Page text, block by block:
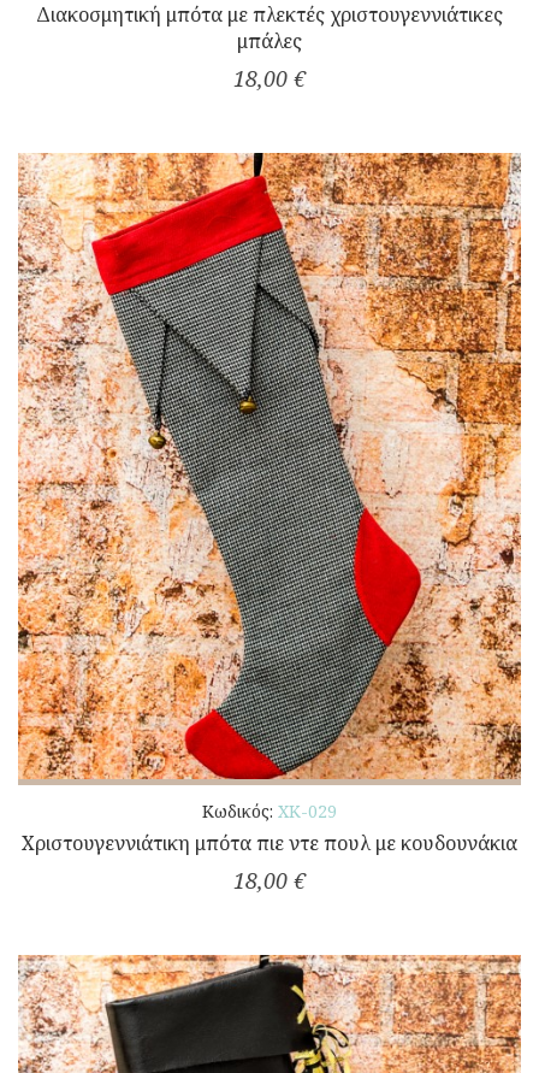
Διακοσμητική μπότα με πλεκτές χριστουγεννιάτικες
μπάλες
18,00 €
Κωδικός: ΧΚ-029
Χριστουγεννιάτικη μπότα πιε ντε πουλ με κουδουνάκια
18,00 €